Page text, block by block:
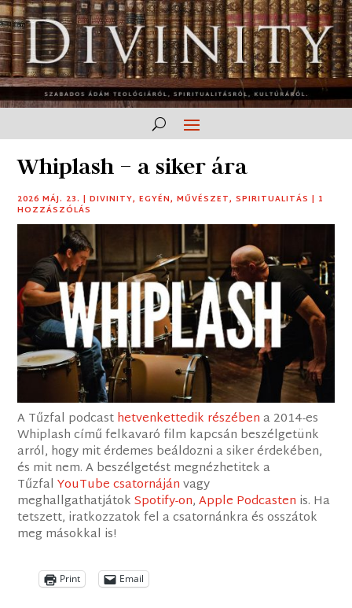
Whiplash – a siker ára
2026 MÁJ. 23. |DIVINITY,EGYÉN,MŰVÉSZET,SPIRITUALITÁS | 1
HOZZÁSZÓLÁS
A Tűzfal podcasthetvenkettedik részébena 2014-es
Whiplash című felkavaró film kapcsán beszélgetünk
arról, hogy mit érdemes beáldozni a siker érdekében,
és mit nem. A beszélgetést megnézhetitek a
TűzfalYouTube csatornájánvagy
meghallgathatjátokSpotify-on,Apple Podcasten is. Ha
tetszett, iratkozzatok fel a csatornánkra és osszátok
meg másokkal is!
Print Email